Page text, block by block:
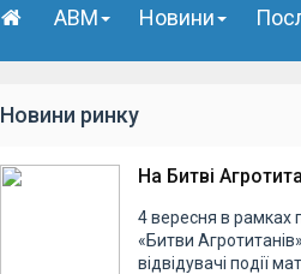
АВМ Новини
Новини ринку
На Битві
4 вересня в рамках
«Битви
відвідувачі події